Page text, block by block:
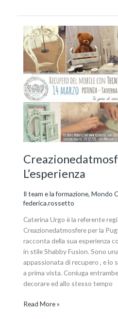
L’esperienza
Il team e la formazione,Mondo
federica.rossetto
Caterina Urgo è la referente
Creazionedatmosfere per la
racconta della sua esperienza
in stile Shabby Fusion. Sono
appassionata di recupero , e lo
a prima vista. Coniuga
decorare ed allo stesso tempo
Creazionedatmosfere?
L’esperienza
Read More »